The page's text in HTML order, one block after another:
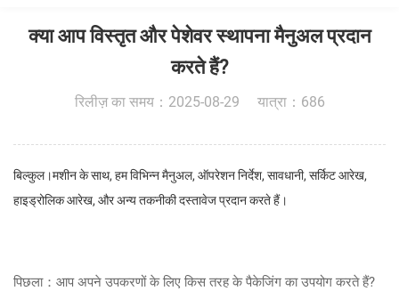
क्या आप विस्तृत और पेशेवर स्थापना मैनुअल प्रदान
करते हैं?
रिलीज़ का समय：2025-08-29 यात्रा：686
बिल्कुल।मशीन के साथ, हम विभिन्न मैनुअल, ऑपरेशन निर्देश, सावधानी, सर्किट आरेख,
हाइड्रोलिक आरेख, और अन्य तकनीकी दस्तावेज प्रदान करते हैं।
पिछला：आप अपने उपकरणों के लिए किस तरह के पैकेजिंग का उपयोग करते हैं?